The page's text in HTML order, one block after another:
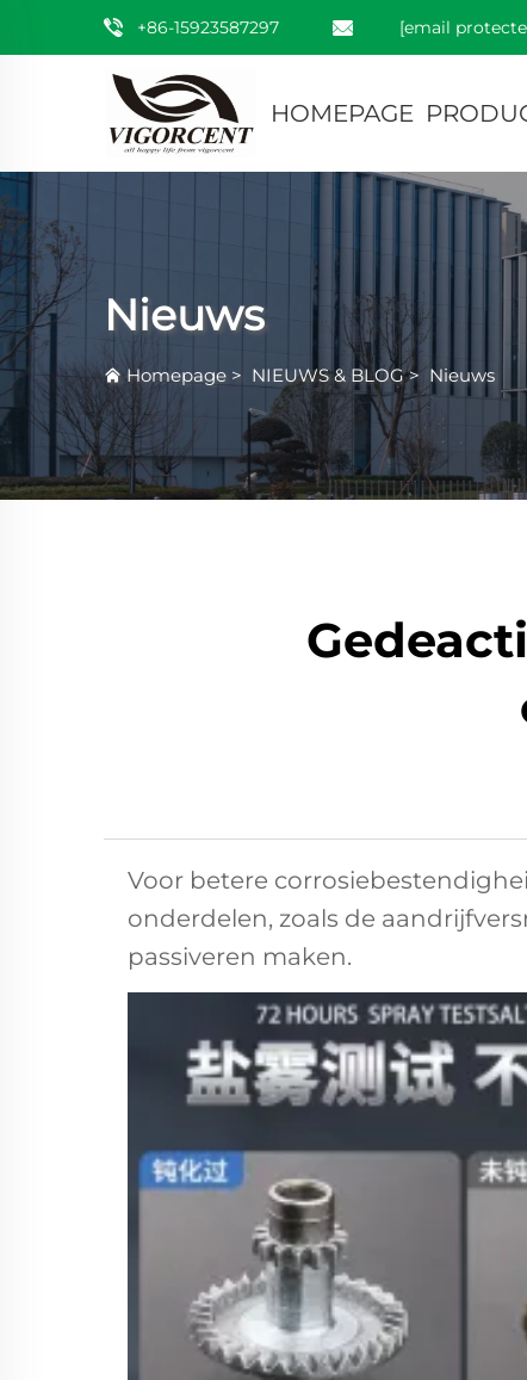
+86-15923587297 [email
HOMEPAGE
Nieuws
Homepage > NIEUWS & BLOG>Nieuws
Voor betere
onderdelen, zoals de
passiveren maken.